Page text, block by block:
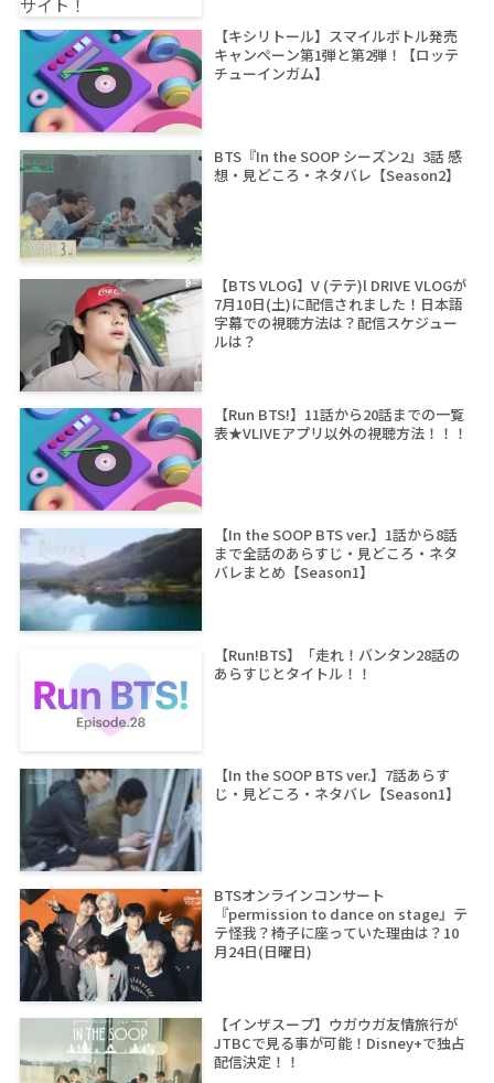
【キシリトール】スマイルボトル発売
キャンペーン第1弾と第2弾！【ロッテ
チューインガム】
BTS『In the SOOP シーズン2』3話 感
想・見どころ・ネタバレ【Season2】
【BTS VLOG】V (テテ)l DRIVE VLOGが
7月10日(土)に配信されました！日本語
字幕での視聴方法は？配信スケジュー
ルは？
【Run BTS!】11話から20話までの一覧
表★VLIVEアプリ以外の視聴方法！！！
【In the SOOP BTS ver.】1話から8話
まで全話のあらすじ・見どころ・ネタ
バレまとめ【Season1】
【Run!BTS】「走れ！バンタン28話の
あらすじとタイトル！！
【In the SOOP BTS ver.】7話あらす
じ・見どころ・ネタバレ【Season1】
BTSオンラインコンサート
『permission to dance on stage』テ
テ怪我？椅子に座っていた理由は？10
月24日(日曜日)
【インザスープ】ウガウガ友情旅行が
JTBCで見る事が可能！Disney+で独占
配信決定！！